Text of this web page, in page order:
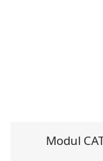
Modul